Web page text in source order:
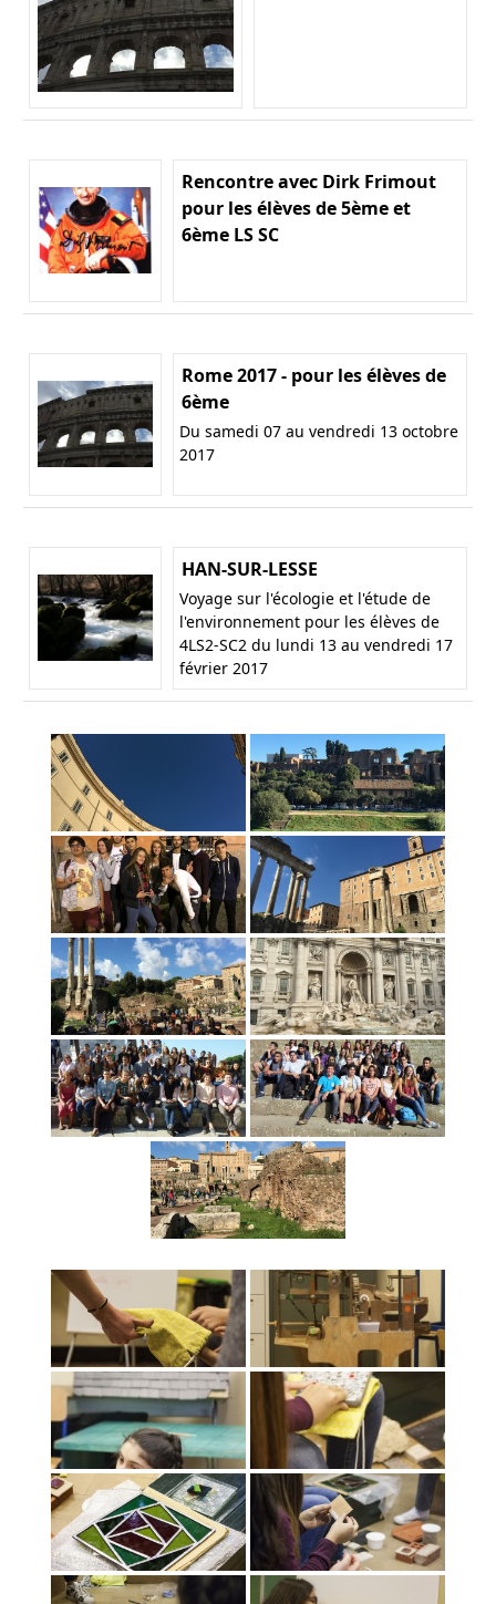
Rencontre avec Dirk Frimout
pour les élèves de 5ème et
6ème LS SC
Rome 2017 - pour les élèves de
6ème
Du samedi 07 au vendredi 13 octobre
2017
HAN-SUR-LESSE
Voyage sur l'écologie et l'étude de
l'environnement pour les élèves de
4LS2-SC2 du lundi 13 au vendredi 17
février 2017